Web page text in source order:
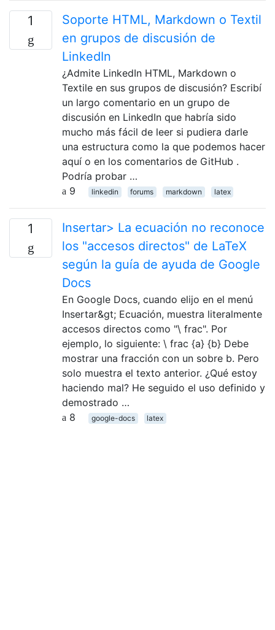
1
Soporte HTML, Markdown o Textil
en grupos de discusión de
LinkedIn
¿Admite LinkedIn HTML, Markdown o
Textile en sus grupos de discusión? Escribí
un largo comentario en un grupo de
discusión en LinkedIn que habría sido
mucho más fácil de leer si pudiera darle
una estructura como la que podemos hacer
aquí o en los comentarios de GitHub .
Podría probar …
9
linkedin forums markdown latex
1
Insertar> La ecuación no reconoce
los "accesos directos" de LaTeX
según la guía de ayuda de Google
Docs
En Google Docs, cuando elijo en el menú
Insertar&gt; Ecuación, muestra literalmente
accesos directos como "\ frac". Por
ejemplo, lo siguiente: \ frac {a} {b} Debe
mostrar una fracción con un sobre b. Pero
solo muestra el texto anterior. ¿Qué estoy
haciendo mal? He seguido el uso definido y
demostrado …
8
google-docs latex